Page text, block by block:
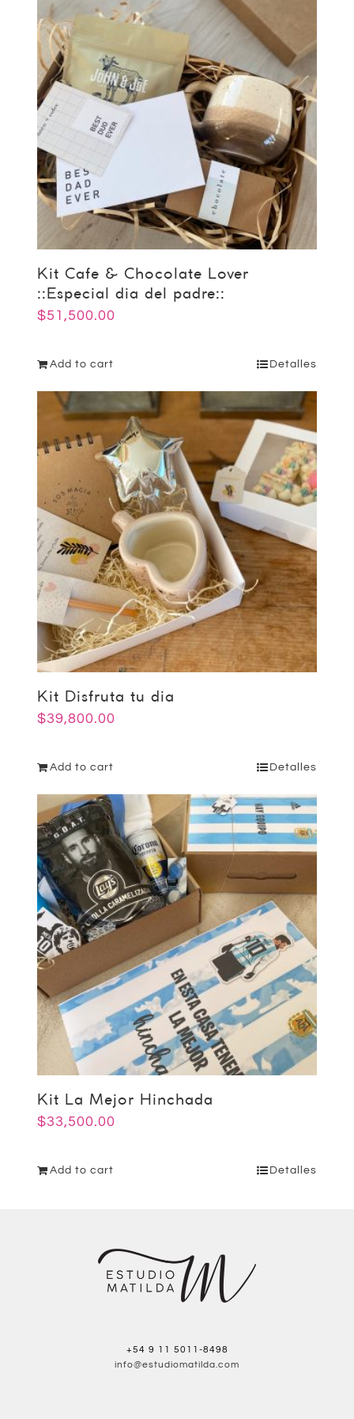
Kit Cafe & Chocolate Lover
::Especial dia del padre::
$51,500.00
Add to cart Detalles
Kit Disfruta tu dia
$39,800.00
Add to cart Detalles
Kit La Mejor Hinchada
$33,500.00
Add to cart Detalles
+54 9 11 5011-8498
info@estudiomatilda.com